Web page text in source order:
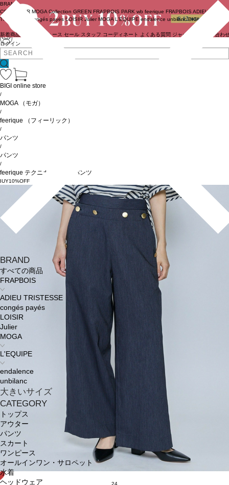
ログイン
BRAND
COUTURIER MOGA Collection GREEN FRAPBOIS PARK wb feerique FRAPBOIS ADIEU
TRISTESSE
congés payés LOISIR Julier MOGA L'EQUIPE endalence unbilanc BIGI online store
新着商品 ニュース セール スタッフ コーディネート よくある質問 ジャーナル お問い合わ
BRAND
すべての商品
FRAPBOIS
ADIEU TRISTESSE
congés payés
LOISIR
Julier
MOGA
L'EQUIPE
endalence
unbilanc
大きいサイズ
CATEGORY
トップス
アウター
パンツ
スカート
ワンピース
オールインワン・サロペット
水着
ヘッドウェア
BIGI online store
/
MOGA （モガ）
/
feerique （フィーリック）
/
パンツ
/
パンツ
/
feerique テクニカルデニムパンツ
24